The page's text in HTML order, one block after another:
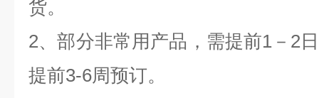
货。
2、部分非常用产品，需提前1－2
提前3-6周预订。